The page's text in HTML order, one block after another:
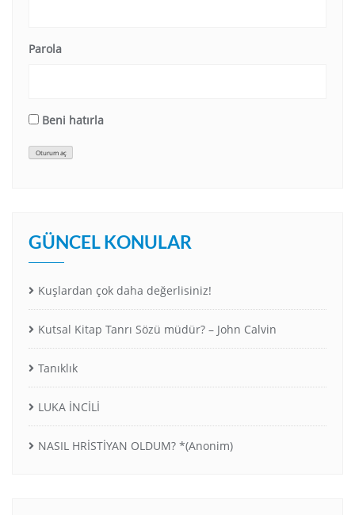
Parola
Beni hatırla
Oturum aç
GÜNCEL KONULAR
Kuşlardan çok daha değerlisiniz!
Kutsal Kitap Tanrı Sözü müdür? – John Calvin
Tanıklık
LUKA İNCİLİ
NASIL HRİSTİYAN OLDUM? *(Anonim)